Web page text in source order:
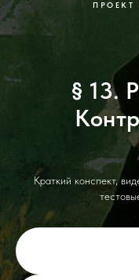
ПРОЕКТ
§ 13.
Краткий конспект,